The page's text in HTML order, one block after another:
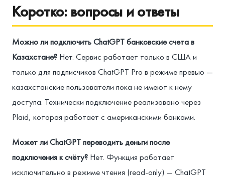
Коротко: вопросы и ответы
Можно ли подключить ChatGPT банковские счета в
Казахстане? Нет. Сервис работает только в США и
только для подписчиков ChatGPT Pro в режиме превью —
казахстанские пользователи пока не имеют к нему
доступа. Технически подключение реализовано через
Plaid, которая работает с американскими банками.
Может ли ChatGPT переводить деньги после
подключения к счёту? Нет. Функция работает
исключительно в режиме чтения (read-only) — ChatGPT